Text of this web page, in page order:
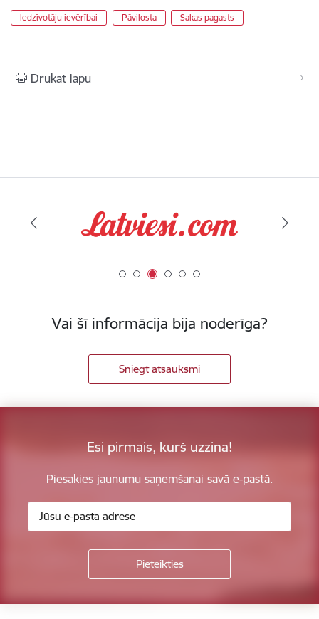
Iedzīvotāju ievērībai Pāvilosta Sakas pagasts
Drukāt lapu
Vai šī informācija bija noderīga?
Sniegt atsauksmi
Esi pirmais, kurš uzzina!
Piesakies jaunumu saņemšanai savā e-pastā.